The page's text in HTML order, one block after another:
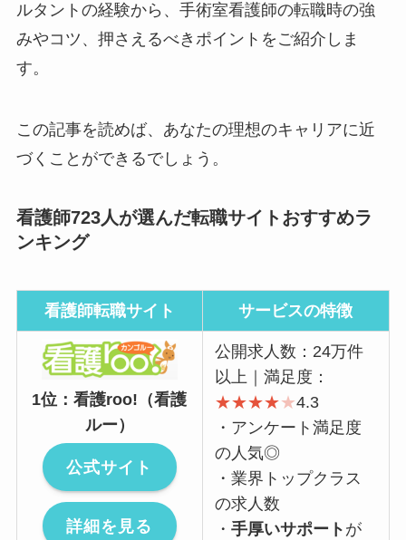
ルタントの経験から、手術室看護師の転職時の強
みやコツ、押さえるべきポイントをご紹介しま
す。
この記事を読めば、あなたの理想のキャリアに近
づくことができるでしょう。
看護師723人が選んだ転職サイトおすすめラ
ンキング
看護師転職サイト サービスの特徴
1位：看護roo!（看護
ルー）
公式サイト
詳細を見る
公開求人数：24万件
以上｜満足度：
★★★★★4.3
・アンケート満足度
の人気◎
・業界トップクラス
の求人数
・手厚いサポート が